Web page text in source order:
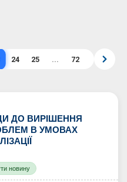
24 25 ... 72
ДО ВИРІШЕННЯ
В УМОВАХ
новину